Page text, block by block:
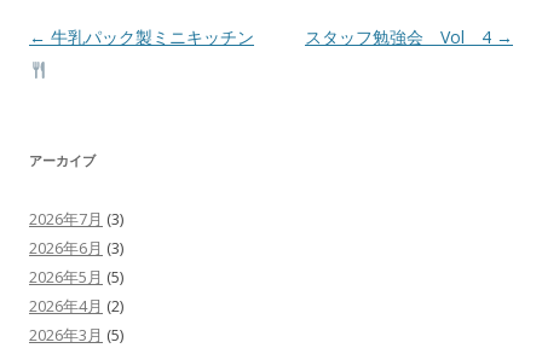
投
稿
ゲ
シ
ョ
ン
← 牛乳パック製ミニキッチン スタッフ勉強会 Vol 4 →
アーカイブ
2026年7月 (3)
2026年6月 (3)
2026年5月 (5)
2026年4月 (2)
2026年3月 (5)